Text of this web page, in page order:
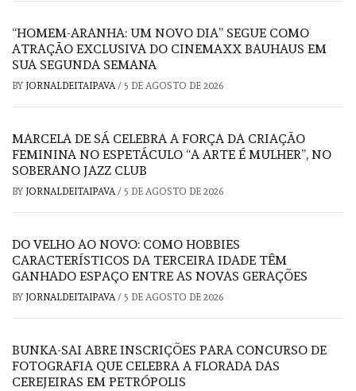
“HOMEM-ARANHA: UM NOVO DIA” SEGUE COMO
ATRAÇÃO EXCLUSIVA DO CINEMAXX BAUHAUS EM
SUA SEGUNDA SEMANA
BY JORNALDEITAIPAVA/ 5 DE AGOSTO DE 2026
MARCELA DE SÁ CELEBRA A FORÇA DA CRIAÇÃO
FEMININA NO ESPETÁCULO “A ARTE É MULHER”, NO
SOBERANO JAZZ CLUB
BY JORNALDEITAIPAVA/ 5 DE AGOSTO DE 2026
DO VELHO AO NOVO: COMO HOBBIES
CARACTERÍSTICOS DA TERCEIRA IDADE TÊM
GANHADO ESPAÇO ENTRE AS NOVAS GERAÇÕES
BY JORNALDEITAIPAVA/ 5 DE AGOSTO DE 2026
BUNKA-SAI ABRE INSCRIÇÕES PARA CONCURSO DE
FOTOGRAFIA QUE CELEBRA A FLORADA DAS
CEREJEIRAS EM PETRÓPOLIS